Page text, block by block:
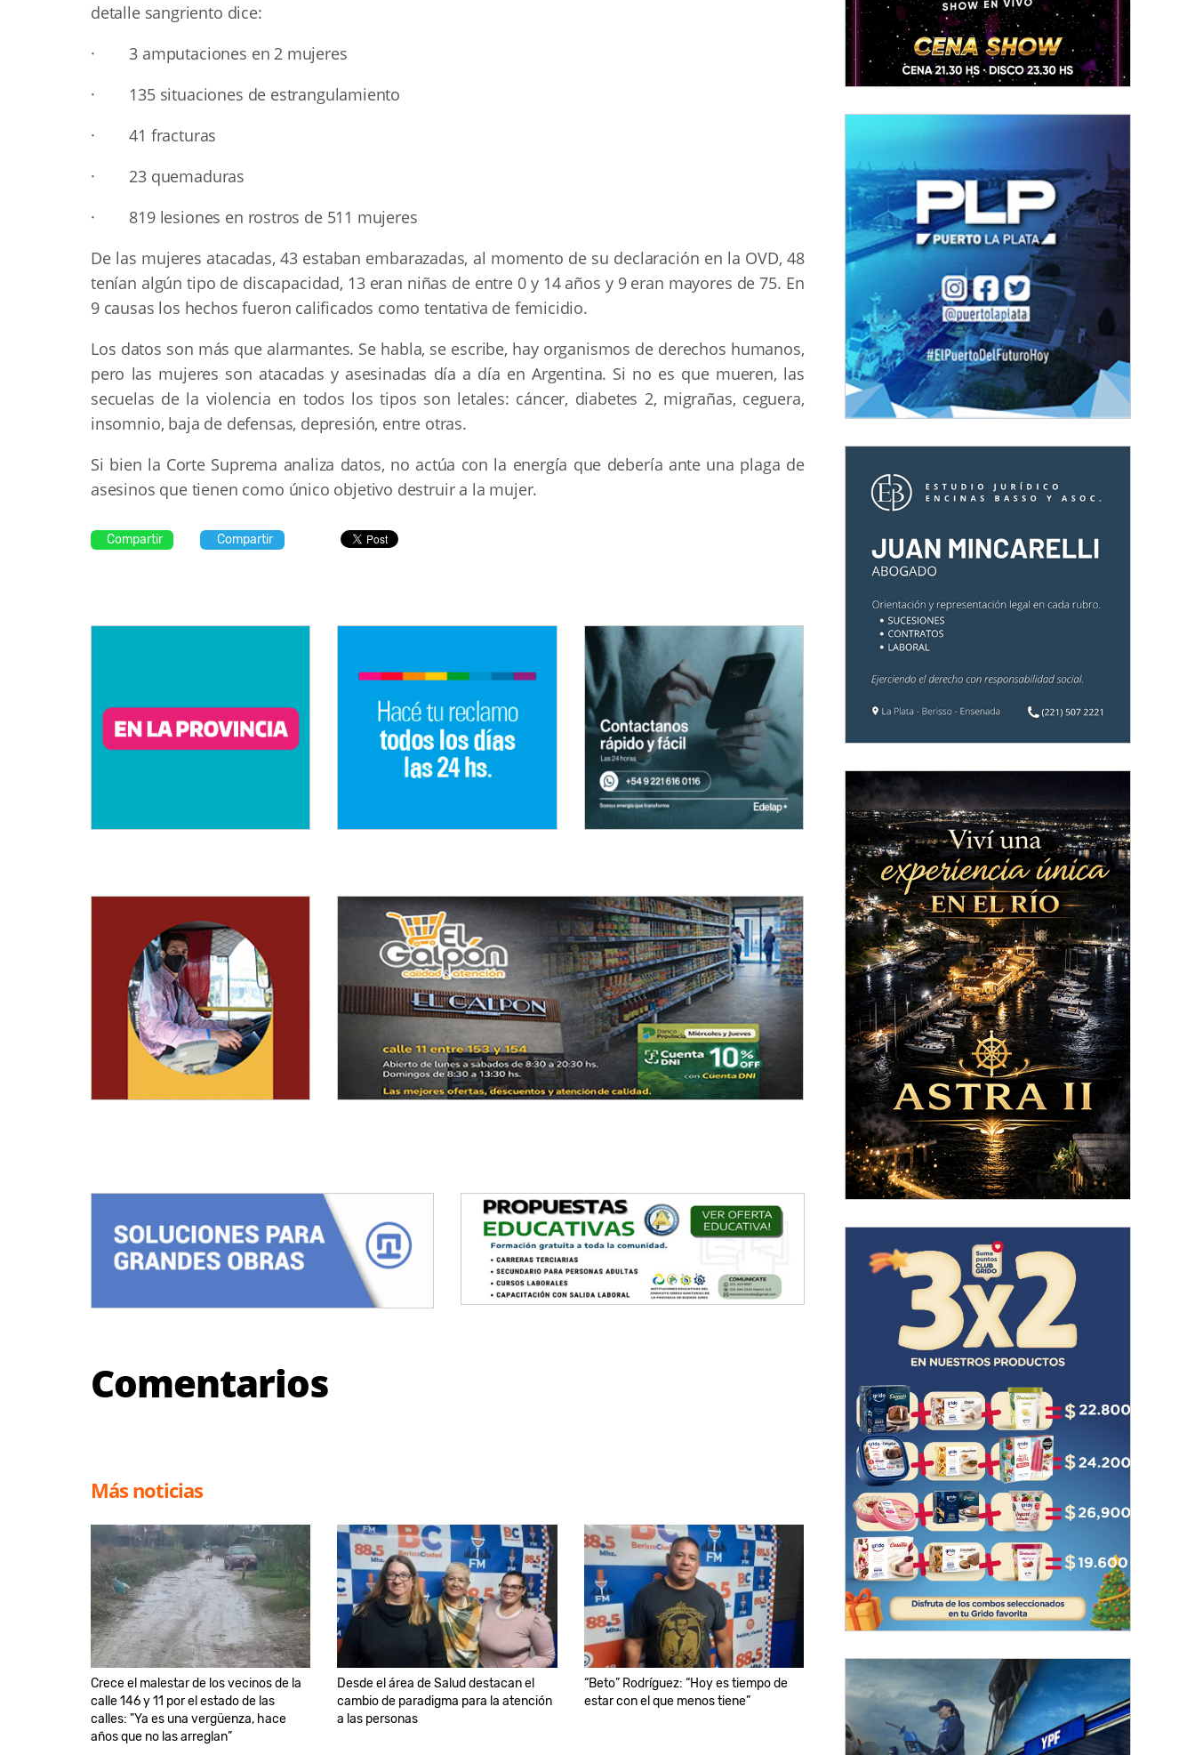
detalle sangriento dice:
· 3 amputaciones en 2 mujeres
· 135 situaciones de estrangulamiento
· 41 fracturas
· 23 quemaduras
· 819 lesiones en rostros de 511 mujeres
De las mujeres atacadas, 43 estaban embarazadas, al momento de su declaración en la OVD, 48
tenían algún tipo de discapacidad, 13 eran niñas de entre 0 y 14 años y 9 eran mayores de 75. En
9 causas los hechos fueron calificados como tentativa de femicidio.
Los datos son más que alarmantes. Se habla, se escribe, hay organismos de derechos humanos,
pero las mujeres son atacadas y asesinadas día a día en Argentina. Si no es que mueren, las
secuelas de la violencia en todos los tipos son letales: cáncer, diabetes 2, migrañas, ceguera,
insomnio, baja de defensas, depresión, entre otras.
Si bien la Corte Suprema analiza datos, no actúa con la energía que debería ante una plaga de
asesinos que tienen como único objetivo destruir a la mujer.
Compartir Compartir
Comentarios
Más noticias
Crece el malestar de los vecinos de la
calle 146 y 11 por el estado de las
calles: "Ya es una vergüenza, hace
años que no las arreglan”
Desde el área de Salud destacan el
cambio de paradigma para la atención
a las personas
“Beto” Rodríguez: “Hoy es tiempo de
estar con el que menos tiene”